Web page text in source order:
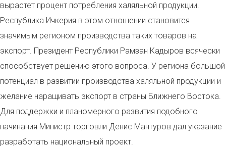
вырастет процент потребления халяльной продукции.
Республика Ичкерия в этом отношении становится
значимым регионом производства таких товаров на
экспорт. Президент Республики Рамзан Кадыров всячески
способствует решению этого вопроса. У региона большой
потенциал в развитии производства халяльной продукции и
желание наращивать экспорт в страны Ближнего Востока.
Для поддержки и планомерного развития подобного
начинания Министр торговли Денис Мантуров дал указание
разработать национальный проект.